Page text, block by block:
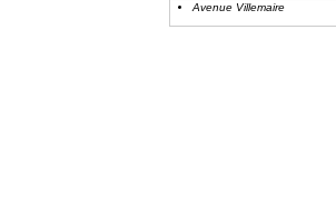
Avenue Villemaire